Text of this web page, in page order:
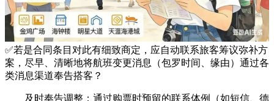
✅若是合同条目对此有细致商定，应自动联系旅客筹议弥补方
案，尽早、清晰地将航班变更消息（包罗时间、缘由）通过各
类消息渠道奉告搭客？
及时奉告调整：通过购票时预留的联系体例（如短信、德